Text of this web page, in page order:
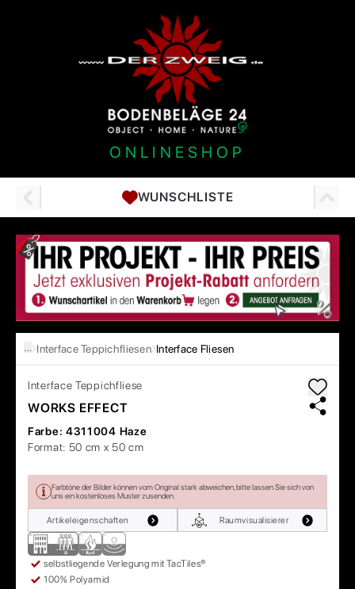
ONLINESHOP
WUNSCHLISTE
… Interface Teppichfliesen Interface Fliesen
Interface Teppichfliese
WORKS EFFECT
Farbe: 4311004 Haze
Format: 50 cm x 50 cm
Farbtöne der Bilder können vom Original stark abweichen, bitte lassen Sie sich von
uns ein kostenloses Muster zusenden.
Artikeleigenschaften Raumvisualisierer
selbstliegende Verlegung mit TacTiles®
100% Polyamid